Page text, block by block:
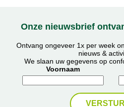
Onze nieuwsbrief
Ontvang ongeveer 1x per week
nieuws &
We slaan uw gegevens op
Voornaam